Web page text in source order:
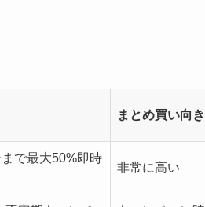
まとめ買い向き
で最大50%即時
非常に高い